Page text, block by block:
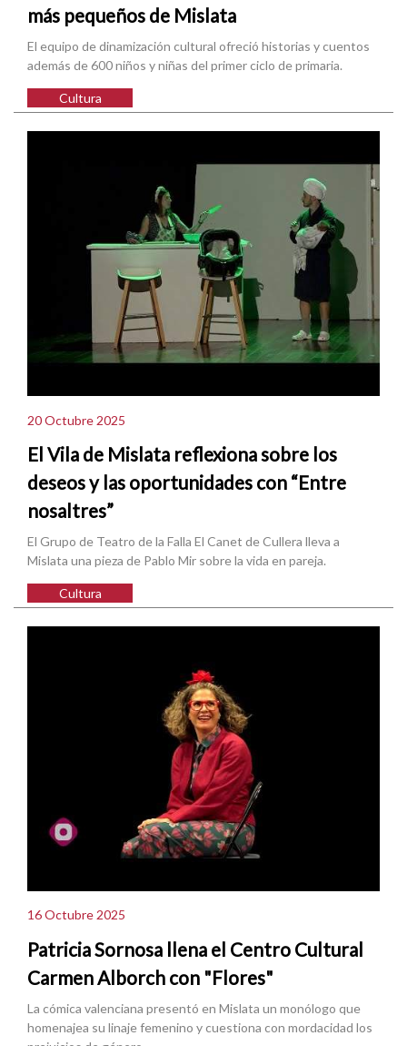
más pequeños de Mislata
El equipo de dinamización cultural ofreció historias y cuentos
además de 600 niños y niñas del primer ciclo de primaria.
Cultura
20 Octubre 2025
El Vila de Mislata reflexiona sobre los
deseos y las oportunidades con “Entre
nosaltres”
El Grupo de Teatro de la Falla El Canet de Cullera lleva a
Mislata una pieza de Pablo Mir sobre la vida en pareja.
Cultura
16 Octubre 2025
Patricia Sornosa llena el Centro Cultural
Carmen Alborch con "Flores"
La cómica valenciana presentó en Mislata un monólogo que
homenajea su linaje femenino y cuestiona con mordacidad los